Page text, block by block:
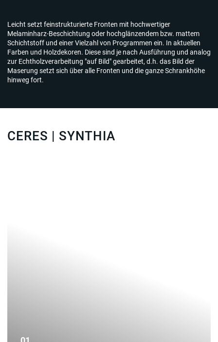
Leicht setzt feinstrukturierte Fronten mit hochwertiger
Melaminharz-Beschichtung oder hochglänzendem bzw. mattem
Schichtstoff und einer Vielzahl von Programmen ein. In aktuellen
Farben und Holzdekoren. Diese sind je nach Ausführung und analog
zur Echtholzverarbeitung "auf Bild" gearbeitet, d.h. das Bild der
Maserung setzt sich über alle Fronten und die ganze Schrankhöhe
hinweg fort.
CERES | SYNTHIA